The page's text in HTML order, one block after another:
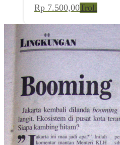
Rp 7.500,00Troli